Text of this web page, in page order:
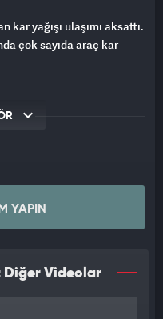
yağışı ulaşımı aksattı.
çok sayıda araç kar
YAPIN
Diğer Videolar